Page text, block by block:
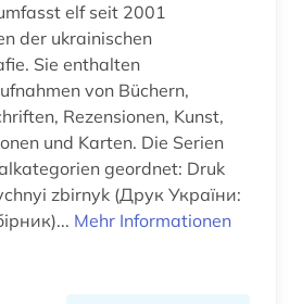
elf seit 2001
der ukrainischen
Sie enthalten
von Büchern,
Rezensionen, Kunst,
und Karten. Die Serien
geordnet: Druk
zbirnyk (Друк України:
Mehr Informationen